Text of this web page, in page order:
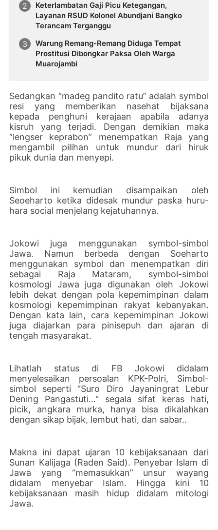
Keterlambatan Gaji Picu Ketegangan,
Layanan RSUD Kolonel Abundjani Bangko
Terancam Terganggu
Warung Remang-Remang Diduga Tempat
Prostitusi Dibongkar Paksa Oleh Warga
Muarojambi
Sedangkan “madeg pandito ratu” adalah symbol
resi yang memberikan nasehat bijaksana
kepada penghuni kerajaan apabila adanya
kisruh yang terjadi. Dengan demikian maka
“lengser keprabon” menempatkan Raja yang
mengambil pilihan untuk mundur dari hiruk
pikuk dunia dan menyepi.
Simbol ini kemudian disampaikan oleh
Seoeharto ketika didesak mundur paska huru-
hara social menjelang kejatuhannya.
Jokowi juga menggunakan symbol-simbol
Jawa. Namun berbeda dengan Soeharto
menggunakan symbol dan menempatkan diri
sebagai Raja Mataram, symbol-simbol
kosmologi Jawa juga digunakan oleh Jokowi
lebih dekat dengan pola kepemimpinan dalam
kosmologi kepemimpinan rakyat kebanyakan.
Dengan kata lain, cara kepemimpinan Jokowi
juga diajarkan para pinisepuh dan ajaran di
tengah masyarakat.
Lihatlah status di FB Jokowi didalam
menyelesaikan persoalan KPK-Polri, Simbol-
simbol seperti “Suro Diro Jayaningrat Lebur
Dening Pangastuti..." segala sifat keras hati,
picik, angkara murka, hanya bisa dikalahkan
dengan sikap bijak, lembut hati, dan sabar..
Makna ini dapat ujaran 10 kebijaksanaan dari
Sunan Kalijaga (Raden Said). Penyebar Islam di
Jawa yang “memasukkan” unsur wayang
didalam menyebar Islam. Hingga kini 10
kebijaksanaan masih hidup didalam mitologi
Jawa.